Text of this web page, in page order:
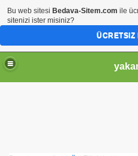
Bu web sitesi Bedava-Sitem.com ile
sitenizi ister misiniz?
ÜCRETSIZ